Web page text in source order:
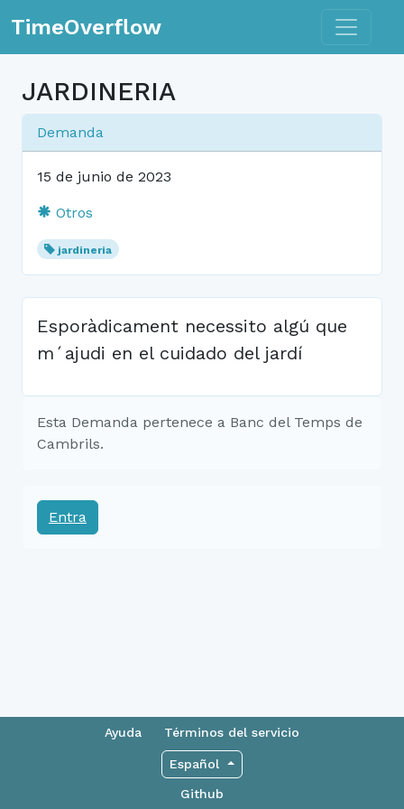
TimeOverflow Toggle
JARDINERIA
Demanda
15 de junio de 2023
Otros
jardineria
Esporàdicament necessito algú que
m´ajudi en el cuidado del jardí
Esta Demanda pertenece a Banc del Temps de
Cambrils.
Entra
Ayuda Términos del servicio
Español
Github